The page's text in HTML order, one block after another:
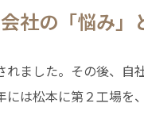
社の「悩み」
ました。その後、自
は松本に第２工場を